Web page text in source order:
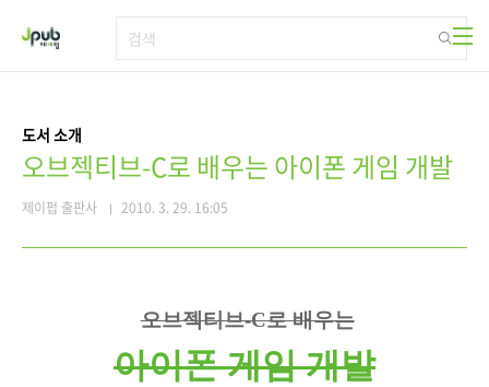
도서 소개
오브젝티브-C로 배우는 아이폰 게임 개발
제이펍 출판사 2010. 3. 29. 16:05
오브젝티브-C로 배우는
아이폰 게임 개발